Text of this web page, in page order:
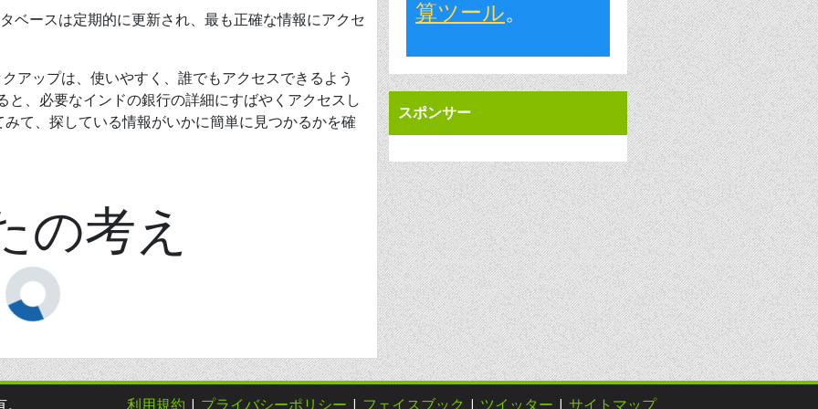
ベースは定期的に更新され、最も正確な情報にアクセ
アップは、使いやすく、誰でもアクセスできるよう
、必要なインドの銀行の詳細にすばやくアクセスし
て、探している情報がいかに簡単に見つかるかを確
の考え
算ツール。
スポンサー
利用規約 | プライバシーポリシー | フェイスブック | ツイッター | サイトマップ